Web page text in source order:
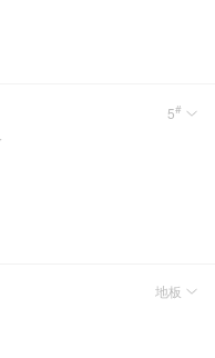
5# 
地板 